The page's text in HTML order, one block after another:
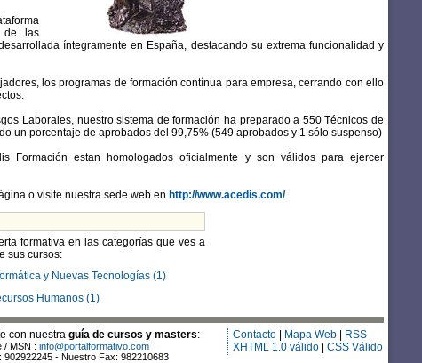
de las
íntegramente en España, destacando su extrema funcionalidad y
los programas de formación contínua para empresa, cerrando con ello
Laborales, nuestro sistema de formación ha preparado a 550 Técnicos de
un porcentaje de aprobados del 99,75% (549 aprobados y 1 sólo suspenso)
Formación estan homologados oficialmente y son válidos para ejercer
o visite nuestra sede web en http://www.acedis.com/
formativa en las categorías que ves a
sus cursos:
y Nuevas Tecnologías (1)
Humanos (1)
con nuestra guía de cursos y masters:
/ MSN : info@portalformativo.com
902922245 - Nuestro Fax: 982210683
Contacto Mapa Web
RSS
XHTML 1.0 válido
CSS Válido